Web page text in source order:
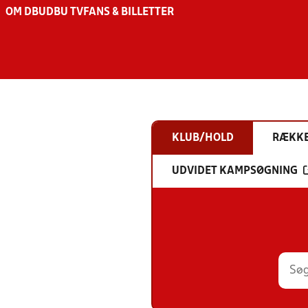
OM DBU DBU TV FANS & BILLETTER
KLUB/HOLD
UDVIDET KAMPSØGNING